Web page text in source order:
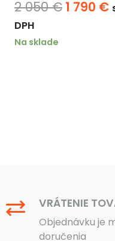
2 050€ 1 790 €
DPH
Na sklade
VRÁTENIE
Objednávku je
doručenia